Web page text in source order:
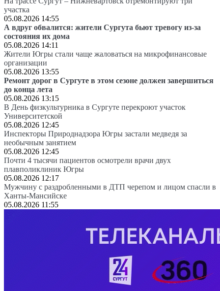
участка
05.08.2026 14:55
А вдруг обвалится: жители Сургута бьют тревогу из-за
состояния их дома
05.08.2026 14:11
Жители Югры стали чаще жаловаться на микрофинансовые
организации
05.08.2026 13:55
Ремонт дорог в Сургуте в этом сезоне должен завершиться
до конца лета
05.08.2026 13:15
В День физкультурника в Сургуте перекроют участок
Университетской
05.08.2026 12:45
Инспекторы Природнадзора Югры застали медведя за
необычным занятием
05.08.2026 12:45
Почти 4 тысячи пациентов осмотрели врачи двух
плавполиклиник Югры
05.08.2026 12:17
Мужчину с раздробленными в ДТП черепом и лицом спасли в
Ханты-Мансийске
05.08.2026 11:55